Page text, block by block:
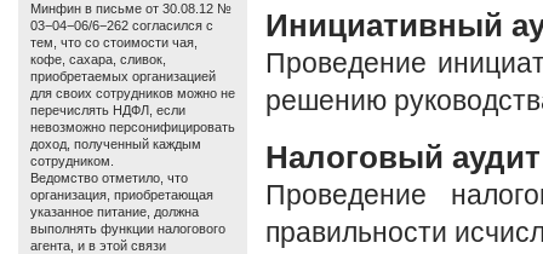
Инициативный
Проведение
решению
Налоговый аудит
Проведение
правильности
Минфин в письме от 30.08.12 №
03−04−06/6−262 согласился с
тем, что со стоимости чая,
кофе, сахара, сливок,
приобретаемых организацией
для своих сотрудников можно не
перечислять НДФЛ, если
невозможно персонифицировать
доход, полученный каждым
сотрудником.
Ведомство отметило, что
организация, приобретающая
указанное питание, должна
выполнять функции налогового
агента, и в этой связи